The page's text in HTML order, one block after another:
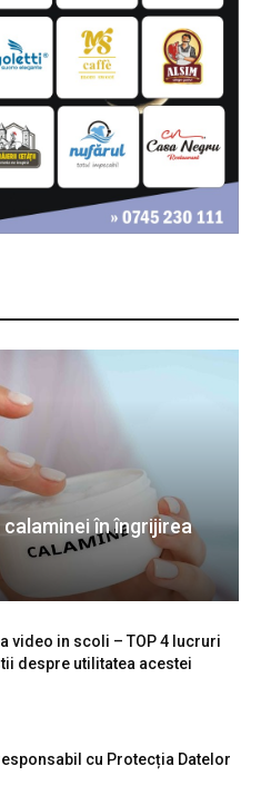
în îngrijirea
video in scoli – TOP 4 lucruri
despre utilitatea acestei
cu Protecția Datelor